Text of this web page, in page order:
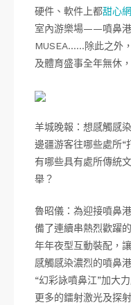
硬件、軟件上都甜心網
室內游樂場——噴鼻港
MUSEA……除此之外
及體育盛事全年無休
羊城晚報：想感觸感
邊疆游客往哪些處所“
有哪些具有處所傳統
舉？
魯昭儀：為迎接噴鼻
備了連續串熱烈歡躍
年年夜型互動裝配，
感觸感染濃烈的噴鼻
“幻彩詠噴鼻江”加大
更多的鐳射激光及探